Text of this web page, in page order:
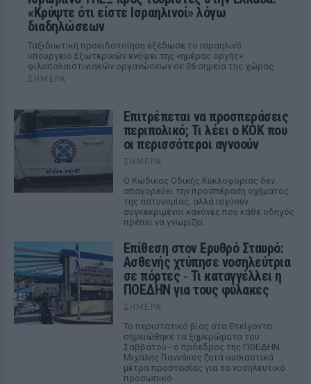
«Κρύψτε ότι είστε Ισραηλινοί» λόγω
διαδηλώσεων
Ταξιδιωτική προειδοποίηση εξέδωσε το ισραηλινό
υπουργείο Εξωτερικών ενόψει της «ημέρας οργής»
φιλοπαλαιστινιακών οργανώσεων σε 36 σημεία της χώρας.
ΣΉΜΕΡΑ
Επιτρέπεται να προσπεράσεις
περιπολικό; Τι λέει ο ΚΟΚ που
οι περισσότεροι αγνοούν
ΣΉΜΕΡΑ
Ο Κώδικας Οδικής Κυκλοφορίας δεν
απαγορεύει την προσπέραση οχήματος
της αστυνομίας, αλλά ισχύουν
συγκεκριμένοι κανόνες που κάθε οδηγός
πρέπει να γνωρίζει.
Επίθεση στον Ερυθρό Σταυρό:
Ασθενής χτύπησε νοσηλεύτρια
σε πόρτες ‑ Τι καταγγέλλει η
ΠΟΕΔΗΝ για τους φύλακες
ΣΉΜΕΡΑ
Το περιστατικό βίας στα Επείγοντα
σημειώθηκε τα ξημερώματα του
Σαββάτου - ο πρόεδρος της ΠΟΕΔΗΝ
Μιχάλης Γιαννάκος ζητά ουσιαστικά
μέτρα προστασίας για το νοσηλευτικό
προσωπικό